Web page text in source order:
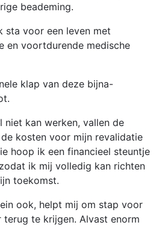
beademing.
sta voor een leven met
en voortdurende medische
klap van deze bijna-
niet kan werken, vallen de
kosten voor mijn revalidatie
hoop ik een financieel steuntje
ik mij volledig kan richten
toekomst.
ook, helpt mij om stap voor
terug te krijgen. Alvast enorm